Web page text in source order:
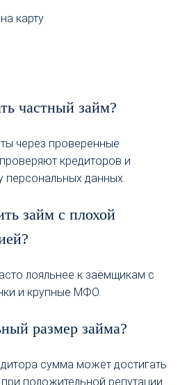
карту
частный займ?
через проверенные
кредиторов и
данных.
займ с плохой
лояльнее к заёмщикам с
и крупные МФО.
размер займа?
сумма может достигать
положительной репутации